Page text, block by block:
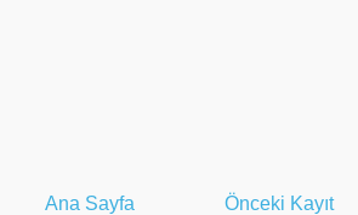
Önceki Kayıt
Ana Sayfa